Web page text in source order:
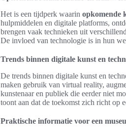
Het is een tijdperk waarin opkomende
hulpmiddelen en digitale platforms,
brengen vaak technieken uit
De invloed van technologie is in hun
Trends binnen digitale kunst en
De trends binnen digitale kunst en
maken gebruik van virtual reality,
kunstenaar en publiek die eerder niet
toont aan dat de toekomst zich richt op
Praktische informatie voor een